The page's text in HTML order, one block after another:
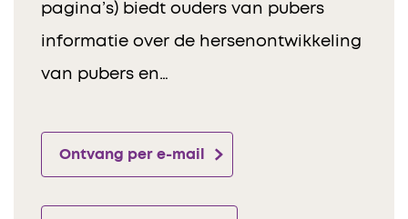
pagina’s) biedt ouders van pubers
informatie over de hersenontwikkeling
van pubers en…
Ontvang per e-mail